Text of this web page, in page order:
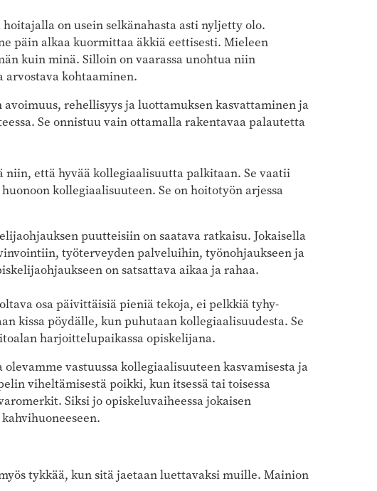
on usein selkänahasta asti nyljetty olo.
päin alkaa kuormittaa äkkiä eettisesti. Mieleen
kuin minä. Silloin on vaarassa unohtua niin
kohtaaminen.
rehellisyys ja luottamuksen kasvattaminen ja
Se onnistuu vain ottamalla rakentavaa palautetta
että hyvää kollegiaalisuutta palkitaan. Se vaatii
kollegiaalisuuteen. Se on hoitotyön arjessa
puutteisiin on saatava ratkaisu. Jokaisella
työterveyden palveluihin, työnohjaukseen ja
on satsattava aikaa ja rahaa.
osa päivittäisiä pieniä tekoja, ei pelkkiä tyhy-
kissa pöydälle, kun puhutaan kollegiaalisuudesta. Se
harjoittelupaikassa opiskelijana.
vastuussa kollegiaalisuuteen kasvamisesta ja
viheltämisestä poikki, kun itsessä tai toisessa
Siksi jo opiskeluvaiheessa jokaisen
tykkää, kun sitä jaetaan luettavaksi muille. Mainion